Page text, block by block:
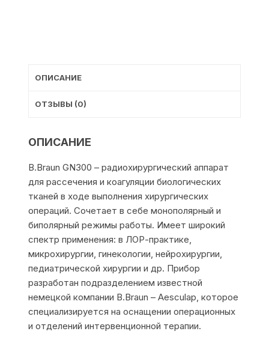
ОПИСАНИЕ
ОТЗЫВЫ (0)
ОПИСАНИЕ
B.Braun GN300 – радиохирургический аппарат
для рассечения и коагуляции биологических
тканей в ходе выполнения хирургических
операций. Сочетает в себе монополярный и
биполярный режимы работы. Имеет широкий
спектр применения: в ЛОР-практике,
микрохирургии, гинекологии, нейрохирургии,
педиатрической хирургии и др. Прибор
разработан подразделением известной
немецкой компании B.Braun – Aesculap, которое
специализируется на оснащении операционных
и отделений интервенционной терапии.